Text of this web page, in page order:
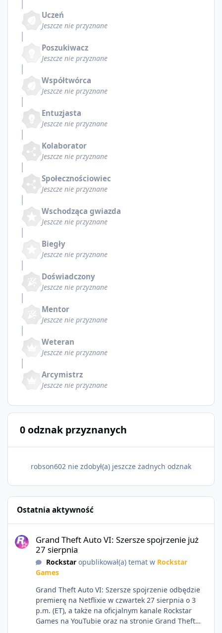
Uczeń
Jeszcze nie przyznane
Poszukiwacz
Jeszcze nie przyznane
Współtwórca
Jeszcze nie przyznane
Entuzjasta
Jeszcze nie przyznane
Kolaborator
Jeszcze nie przyznane
Społecznościowiec
Jeszcze nie przyznane
Wschodząca gwiazda
Jeszcze nie przyznane
Biegły
Jeszcze nie przyznane
Doświadczony
Jeszcze nie przyznane
Mentor
Jeszcze nie przyznane
Weteran
Jeszcze nie przyznane
Arcymistrz
Jeszcze nie przyznane
0 odznak przyznanych
robson602 nie zdobył(a) jeszcze żadnych odznak
Ostatnia aktywność
Grand Theft Auto VI: Szersze spojrzenie już
27 sierpnia
Rockstaropublikował(a) temat w Rockstar
Games
Grand Theft Auto VI: Szersze spojrzenie odbędzie
premierę na Netflixie w czwartek 27 sierpnia o 3
p.m. (ET), a także na oficjalnym kanale Rockstar
Games na YouTubie oraz na stronie Grand Theft